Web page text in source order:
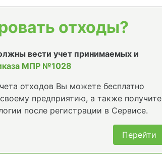
отходы?
вести учет принимаемых и
МПР №1028
отходов Вы можете бесплатно
предприятию, а также получите
после регистрации в Сервисе.
Перейти